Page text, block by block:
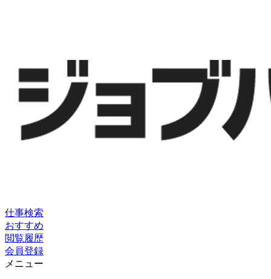
仕事検索
おすすめ
閲覧履歴
会員登録
メニュー